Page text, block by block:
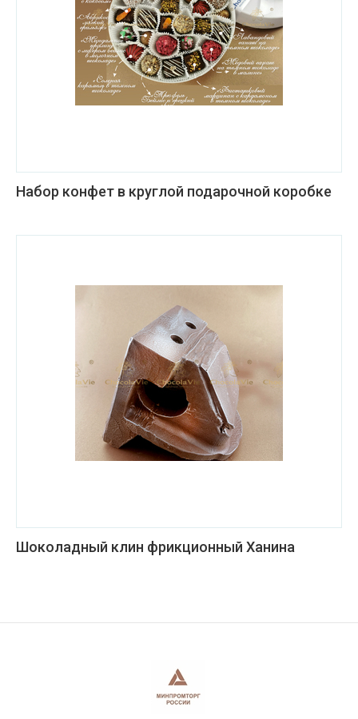
Набор конфет в круглой подарочной коробке
Шоколадный клин фрикционный Ханина